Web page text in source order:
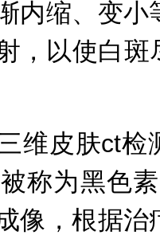
内缩、变
，以使白斑
皮肤ct检
称为黑色
像，根据